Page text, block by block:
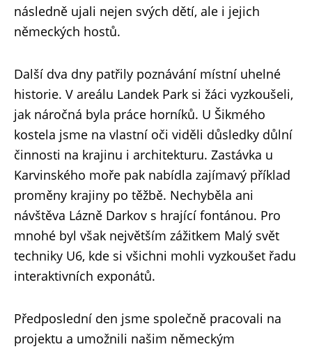
následně ujali nejen svých dětí, ale i jejich
německých hostů.
Další dva dny patřily poznávání místní uhelné
historie. V areálu Landek Park si žáci vyzkoušeli,
jak náročná byla práce horníků. U Šikmého
kostela jsme na vlastní oči viděli důsledky důlní
činnosti na krajinu i architekturu. Zastávka u
Karvinského moře pak nabídla zajímavý příklad
proměny krajiny po těžbě. Nechyběla ani
návštěva Lázně Darkov s hrající fontánou. Pro
mnohé byl však největším zážitkem Malý svět
techniky U6, kde si všichni mohli vyzkoušet řadu
interaktivních exponátů.
Předposlední den jsme společně pracovali na
projektu a umožnili našim německým